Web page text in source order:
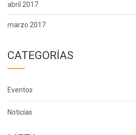
abril 2017
marzo 2017
CATEGORÍAS
Eventos
Noticías